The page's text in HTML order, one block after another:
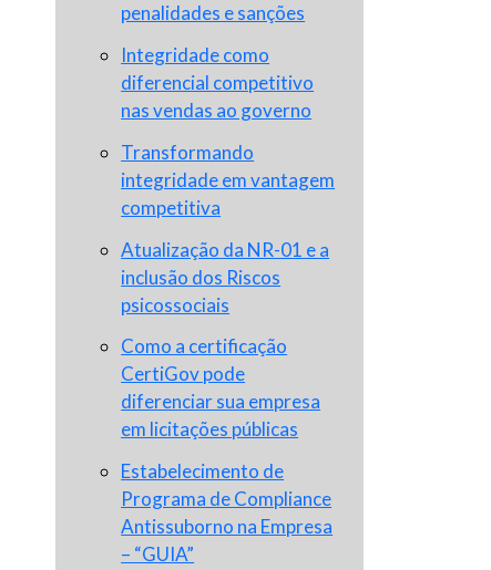
penalidades e sanções
Integridade como
diferencial competitivo
nas vendas ao governo
Transformando
integridade em vantagem
competitiva
Atualização da NR-01 e a
inclusão dos Riscos
psicossociais
Como a certificação
CertiGov pode
diferenciar sua empresa
em licitações públicas
Estabelecimento de
Programa de Compliance
Antissuborno na Empresa
– “GUIA”